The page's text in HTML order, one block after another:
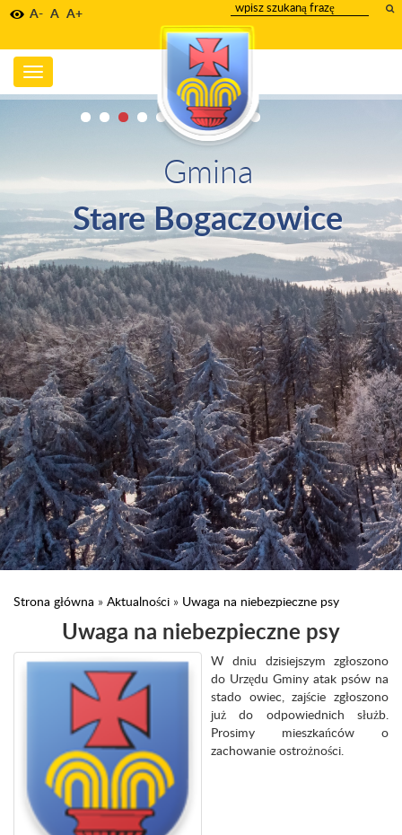
A- A A+
wpisz
szukany
tekst
Toggle
navigation
Gmina
Stare Bogaczowice
Strona główna » Aktualności » Uwaga na niebezpieczne psy
Uwaga na niebezpieczne psy
W dniu dzisiejszym zgłoszono
do Urzędu Gminy atak psów na
stado owiec, zajście zgłoszono
już do odpowiednich służb.
Prosimy mieszkańców o
zachowanie ostrożności.